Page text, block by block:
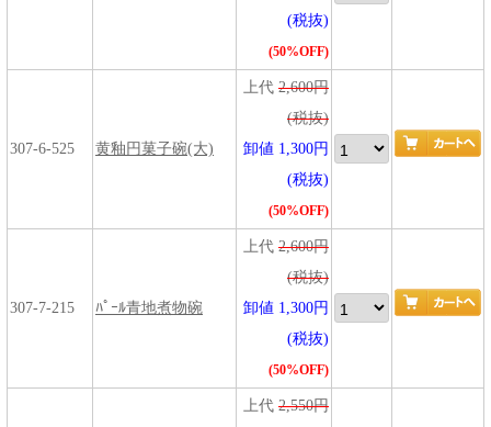
(税抜)
(50%OFF)
307-6-525 黄釉円菓子碗(大)
上代 2,600円
(税抜)
卸値 1,300円
(税抜)
(50%OFF)
307-7-215 ﾊﾟｰﾙ青地煮物碗
上代 2,600円
(税抜)
卸値 1,300円
(税抜)
(50%OFF)
上代 2,550円